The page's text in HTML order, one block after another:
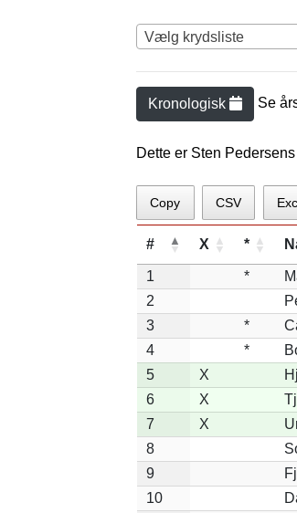
Vælg krydsliste
Kronologisk Se
Dette er Sten
Copy CSV
# X *
1 *
2
3
*
4
*
5
X
6
X
7
X
8
9
10